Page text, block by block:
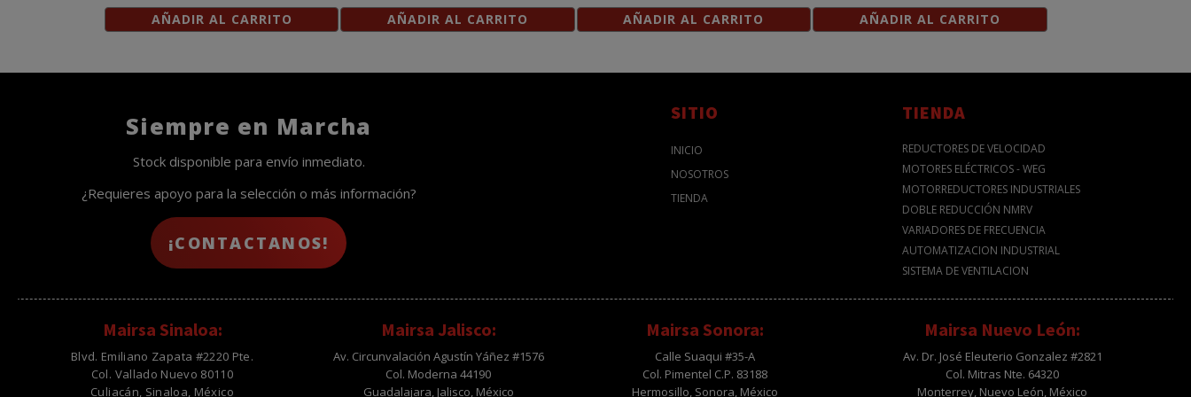
AÑADIR AL CARRITO AÑADIR AL CARRITO AÑADIR AL CARRITO AÑADIR AL CARRITO
Siempre en Marcha
Stock disponible para envío inmediato.
¿Requieres apoyo para la selección o más información?
¡CONTACTANOS!
SITIO
INICIO
NOSOTROS
TIENDA
TIENDA
REDUCTORES DE VELOCIDAD
MOTORES ELÉCTRICOS - WEG
MOTORREDUCTORES INDUSTRIALES
DOBLE REDUCCIÓN NMRV
VARIADORES DE FRECUENCIA
AUTOMATIZACION INDUSTRIAL
SISTEMA DE VENTILACION
Mairsa Sinaloa:
Blvd. Emiliano Zapata #2220 Pte.
Col. Vallado Nuevo 80110
Culiacán, Sinaloa, México
Mairsa Jalisco:
Av. Circunvalación Agustín Yáñez #1576
Col. Moderna 44190
Guadalajara, Jalisco, México
Mairsa Sonora:
Calle Suaqui #35-A
Col. Pimentel C.P. 83188
Hermosillo, Sonora, México
Mairsa Nuevo León:
Av. Dr. José Eleuterio Gonzalez #2821
Col. Mitras Nte. 64320
Monterrey, Nuevo León, México